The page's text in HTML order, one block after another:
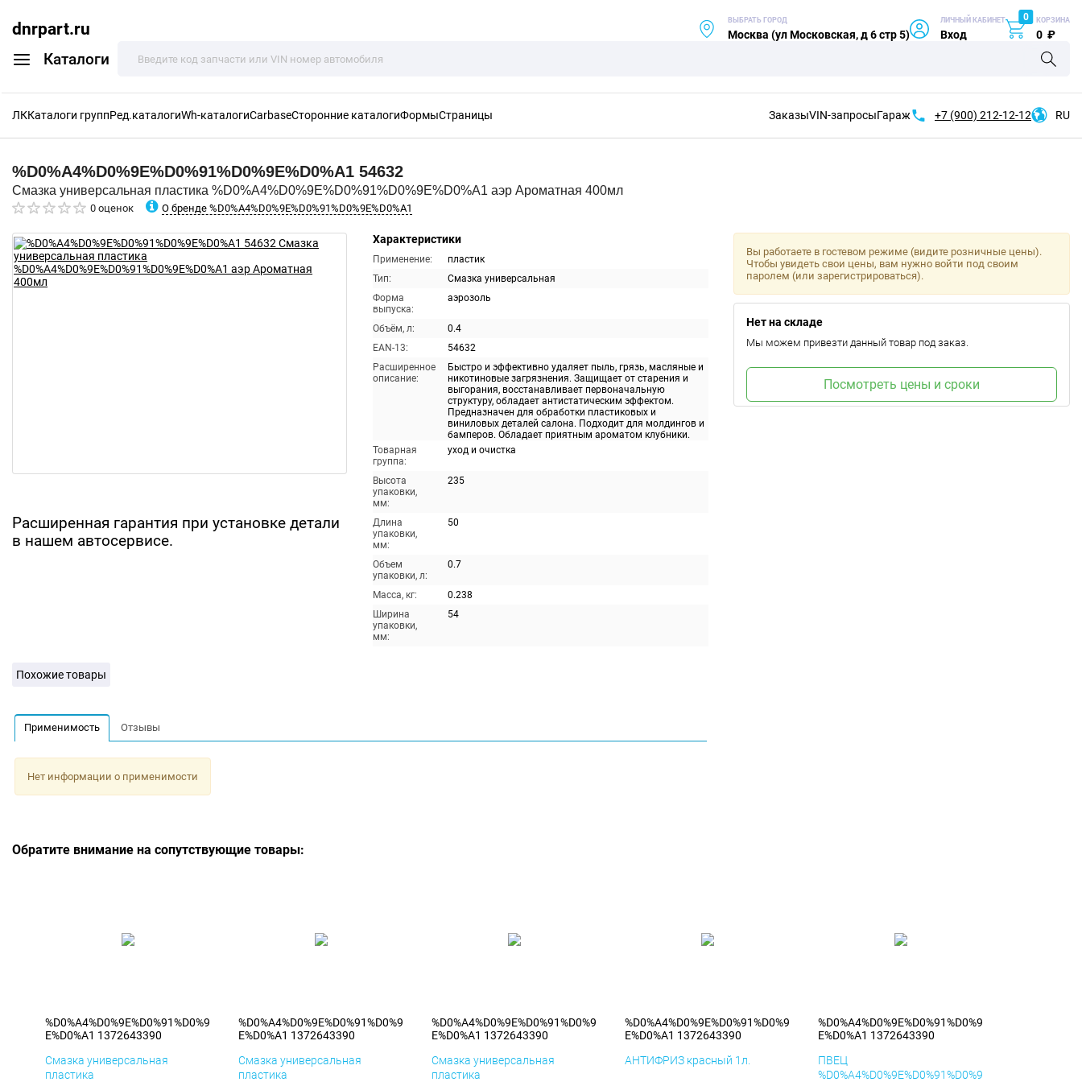
dnrpart.ru
Каталоги
ВЫБРАТЬ ГОРОД
Москва (ул Московская, д 6 стр 5)
ЛИЧНЫЙ КАБИНЕТ
Вход
0 КОРЗИНА
0 ₽
ЛККаталоги группРед.каталогиWh-каталогиCarbaseСторонние каталогиФормыСтраницы ЗаказыVIN-запросыГараж +7 (900) 212-12-12 RU
%D0%A4%D0%9E%D0%91%D0%9E%D0%A1 54632
Смазка универсальная пластика %D0%A4%D0%9E%D0%91%D0%9E%D0%A1 аэр Ароматная 400мл
0 оценок О бренде %D0%A4%D0%9E%D0%91%D0%9E%D0%A1
Расширенная гарантия при установке детали
в нашем автосервисе.
Характеристики
Применение:
пластик
Тип:
Смазка универсальная
Форма
выпуска:
аэрозоль
Объём, л:
0.4
EAN-13:
54632
Расширенное
описание:
Быстро и эффективно удаляет пыль, грязь, масляные и
никотиновые загрязнения. Защищает от старения и
выгорания, восстанавливает первоначальную
структуру, обладает антистатическим эффектом.
Предназначен для обработки пластиковых и
виниловых деталей салона. Подходит для молдингов и
бамперов. Обладает приятным ароматом клубники.
Товарная
группа:
уход и очистка
Высота
упаковки,
мм:
235
Длина
упаковки,
мм:
50
Объем
упаковки, л:
0.7
Масса, кг:
0.238
Ширина
упаковки,
мм:
54
Вы работаете в гостевом режиме (видите розничные цены).
Чтобы увидеть свои цены, вам нужно войти под своим
паролем (или зарегистрироваться).
Нет на складе
Мы можем привезти данный товар под заказ.
Посмотреть цены и сроки
Похожие товары
Применимость Отзывы
Нет информации о применимости
Обратите внимание на сопутствующие товары:
%D0%A4%D0%9E%D0%91%D0%9
E%D0%A1 1372643390
Смазка универсальная
пластика
%D0%A4%D0%9E%D0%91%D0%9
E%D0%A1 1372643390
Смазка универсальная
пластика
%D0%A4%D0%9E%D0%91%D0%9
E%D0%A1 1372643390
Смазка универсальная
пластика
%D0%A4%D0%9E%D0%91%D0%9
E%D0%A1 1372643390
АНТИФРИЗ красный 1л.
%D0%A4%D0%9E%D0%91%D0%9
E%D0%A1 1372643390
ПВЕЦ
%D0%A4%D0%9E%D0%91%D0%9